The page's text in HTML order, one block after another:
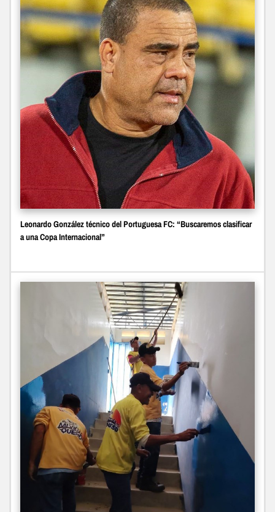
Leonardo González técnico del Portuguesa FC: “Buscaremos clasificar
a una Copa Internacional”